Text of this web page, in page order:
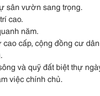
sân vườn sang trọng.
cao.
năm.
cấp, cộng đồng cư
và quỹ đất biệt thự
việc chính chủ.